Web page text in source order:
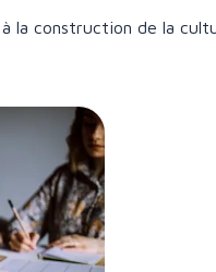
la construction de la